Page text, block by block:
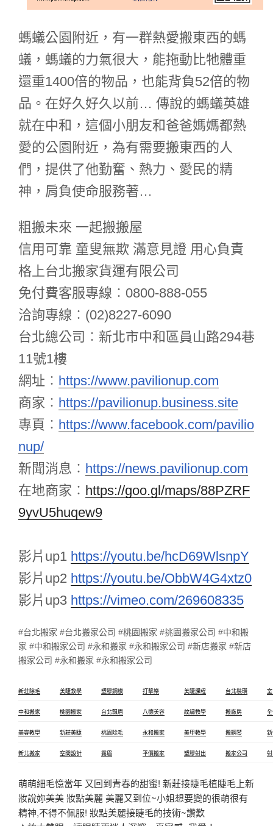
螞蟻公園附近，有一群熱愛搬東西的螞
蟻，螞蟻的力氣很大，能拖動比牠體重
還重1400倍的物品，也能背負52倍的物
品。在好久好久以前… 傳說的螞蟻英雄
就在中和，這個小朋友和爸爸媽媽都熱
愛的公園附近，為有需要搬東西的人
們，提供了他勤奮、熱力、愛民的精
神，肩負使命服務著…
粗搬未來 一起搬搬屋
信用可靠 童叟無欺 滿意見證 用心負責
格上台北搬家貨運有限公司
免付費客服專線︰0800-888-055
洽詢專線︰(02)8227-6090
台北總公司︰新北市中和區員山路294巷
11號1樓
網址︰ https://www.pavilionup.com
商家︰ https://pavilionup.business.site
專頁︰ https://www.facebook.com/pavilio
nup/
新聞消息︰ https://news.pavilionup.com
在地商家 ︰ https://goo.gl/maps/88PZRF
9yvU5huqew9
影片up1 https://youtu.be/hcD69WlsnpY
影片up2 https://youtu.be/ObbW4G4xtz0
影片up3 https://vimeo.com/269608335
#台北搬家 #台北搬家公司 #桃園搬家 #挑園搬家公司 #中和搬
家 #中和搬家公司 #永和搬家 #永和搬家公司 #新店搬家 #新店
搬家公司 #永和搬家 #永和搬家公司
新莊除毛 美睫教學 塑膠鋼模 打擊樂 美睫課程 台北裝璜
中和搬家 桃園搬家 台北飄眉 八德美容 紋繡教學 搬廠房
美容教學 新莊美睫 桃園除毛 永和搬家 美甲教學 搬鋼琴
新北搬家 空間設計 霧眉 平價搬家 塑膠射出 搬家公司
萌萌細毛憶當年 又回到青春的甜蜜! 新莊接睫毛植睫毛上新
妝說妳美美 妝點美麗 美麗又到位~小姐想要變的很萌很有
精神,不得不佩服! 妝點美麗接睫毛的技術~讚歎